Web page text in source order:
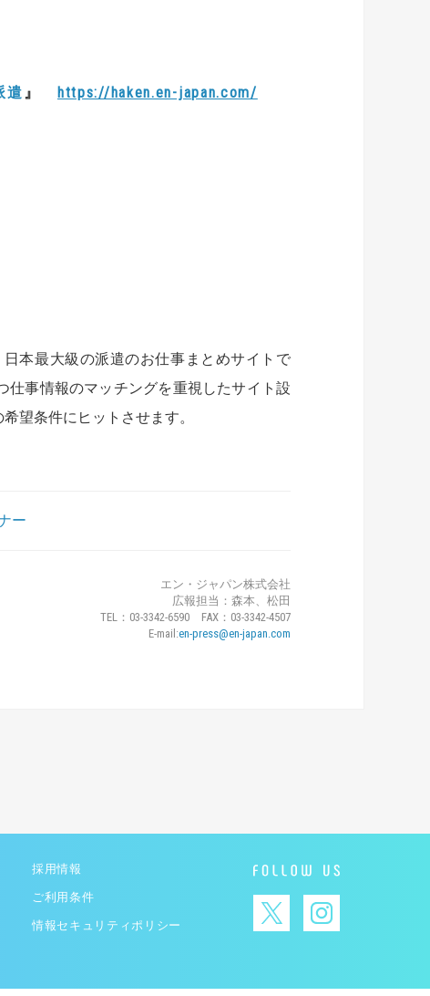
遣 』 https://haken.en-japan.com/
本最大級の派遣のお仕事まとめサイトで
事情報のマッチングを重視したサイト設
望条件にヒットさせます。
ー
エン・ジャパン株式会社
広報担当：森本、松田
TEL：03-3342-6590 FAX：03-3342-4507
E-mail:en-press@en-japan.com
採用情報
ご利用条件
情報セキュリティポリシー